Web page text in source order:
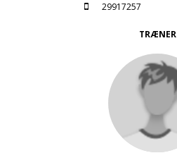
29917257
TRÆNER